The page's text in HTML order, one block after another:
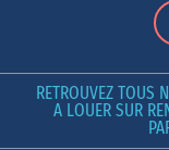
RETROUVEZ TOUS
A LOUER SUR